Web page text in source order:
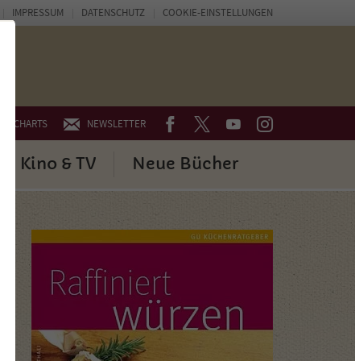
CHARTS NEWSLETTER FACEBOOKTWITTERYOUTUBEINSTAGRAM
Kino & TV Neue Bücher
IMPRESSUM DATENSCHUTZ COOKIE-EINSTELLUNGEN